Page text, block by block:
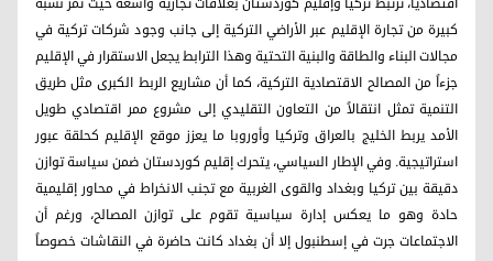
كبيرة من تجارة الإقليم عبر الأراضي التركية إلى جانب وجود شركات تركية في
مجالات البناء والطاقة والبنية التحتية وهذا الترابط يجعل الاستقرار في الإقليم
جزءاً من المصالح الاقتصادية التركية، كما أن مشاريع الربط الكبرى مثل طريق
التنمية تمثل انتقالاً من التعاون التقليدي إلى مشروع ممر اقتصادي طويل
الأمد يربط الخليج بالعراق وتركيا وأوروبا ما يعزز موقع الإقليم كحلقة عبور
استراتيجية. وفي الإطار السياسي، يتحرك إقليم كوردستان ضمن سياسة توازن
دقيقة بين تركيا وبغداد والقوى الغربية مع تجنب الانخراط في محاور إقليمية
حادة وهو ما يعكس إدارة سياسية تقوم على توازن المصالح، ورغم أن
الاجتماعات جرت في إسطنبول إلا أن بغداد كانت حاضرة في النقاشات خصوصاً